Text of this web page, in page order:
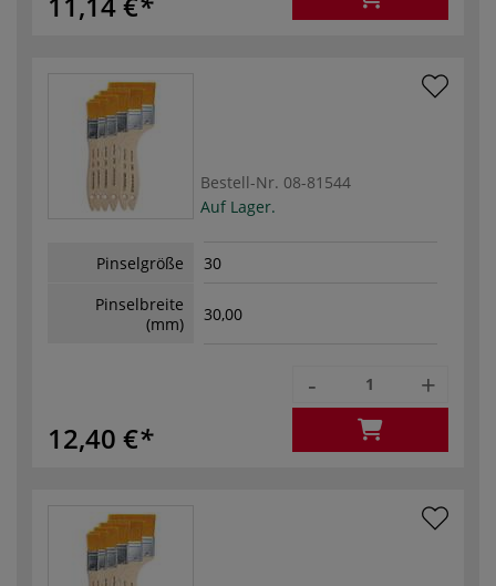
Bestell-Nr. 08-81544
Auf Lager.
Pinselgröße
30
Pinselbreite
(mm)
30,00
12,40 €
- +